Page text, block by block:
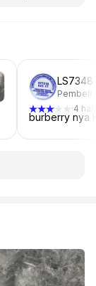
LS7348
Pembeli
·4
burberry nya